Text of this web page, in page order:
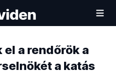
a rendőrök a
a katás